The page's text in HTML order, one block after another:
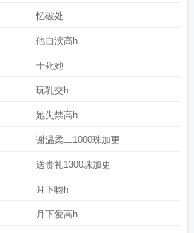
忆破处
他自渎高h
干死她
玩乳交h
她失禁高h
谢温柔二1000珠加更
送贵礼1300珠加更
月下吻h
月下爱高h